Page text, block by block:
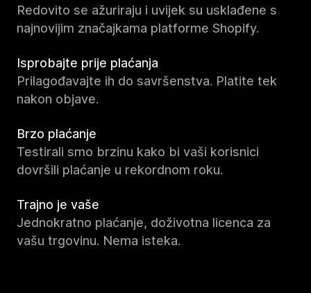
Redovito se ažuriraju i uvijek su usklađene s
najnovijim značajkama platforme Shopify.
Isprobajte prije plaćanja
Prilagođavajte ih do savršenstva. Platite tek
nakon objave.
Brzo plaćanje
Testirali smo brzinu kako bi vaši korisnici
dovršili plaćanje u rekordnom roku.
Trajno je vaše
Jednokratno plaćanje, doživotna licenca za
vašu trgovinu. Nema isteka.